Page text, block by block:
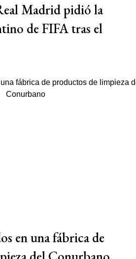
Madrid pidió la
de FIFA tras el
en una fábrica de